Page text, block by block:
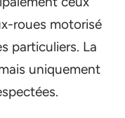
roues motorisé
particuliers. La
uniquement